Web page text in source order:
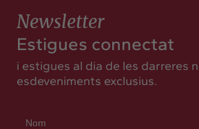
Newsletter
Estigues connectat
i estigues al dia de les darreres
esdeveniments exclusius.